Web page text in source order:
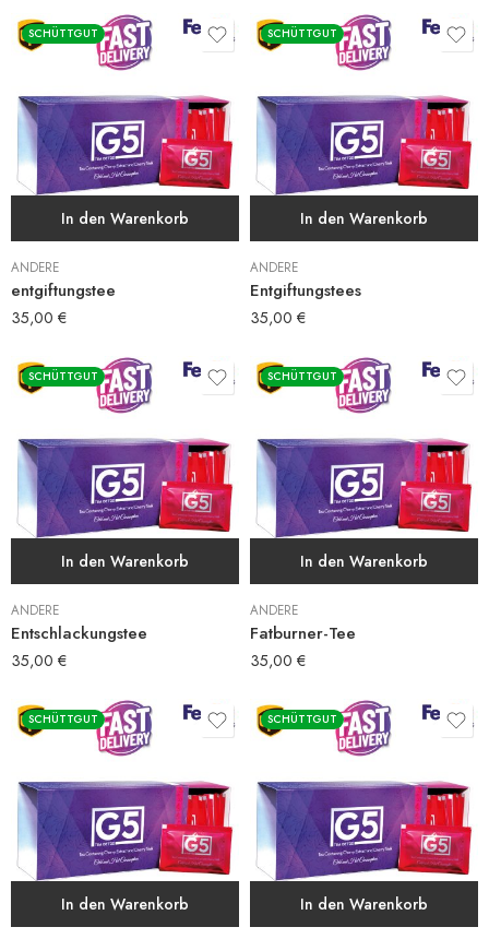
SCHÜTTGUT
In den Warenkorb
ANDERE
entgiftungstee
35,00 €
SCHÜTTGUT
In den Warenkorb
ANDERE
Entgiftungstees
35,00 €
SCHÜTTGUT
In den Warenkorb
ANDERE
Entschlackungstee
35,00 €
SCHÜTTGUT
In den Warenkorb
ANDERE
Fatburner-Tee
35,00 €
SCHÜTTGUT
In den Warenkorb
SCHÜTTGUT
In den Warenkorb